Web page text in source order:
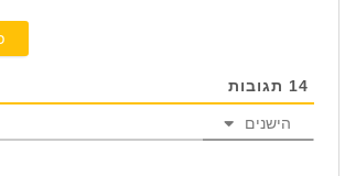
14 תגובות
הישנים